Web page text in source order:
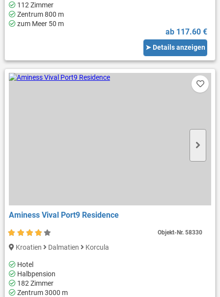
112 Zimmer
Zentrum 800 m
zum Meer 50 m
ab 117.60 €
➤ Details anzeigen
Aminess Vival Port9 Residence
Kroatien Dalmatien Korcula
Hotel
Halbpension
182 Zimmer
Zentrum 3000 m
Objekt-Nr.58330